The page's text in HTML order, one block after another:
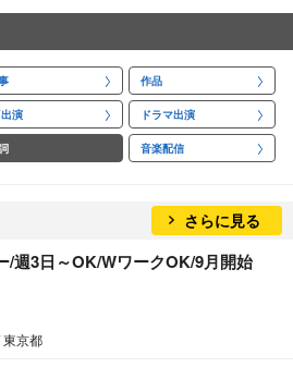
作品
演 ドラマ出演
音楽配信
さらに見る
/週3日～OK/WワークOK/9月開始
東京都